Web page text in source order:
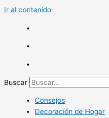
Ir al contenido
Buscar
Consejos
Decoración de Hogar